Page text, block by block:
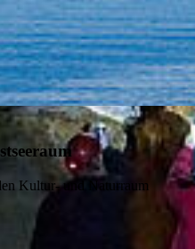
Kultur- und Naturraum